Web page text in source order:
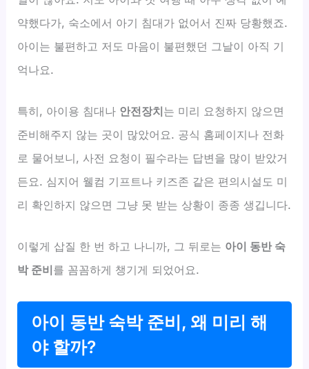
약했다가, 숙소에서 아기 침대가 없어서 진짜 당황했죠.
아이는 불편하고 저도 마음이 불편했던 그날이 아직 기
억나요.
특히, 아이용 침대나 안전장치는 미리 요청하지 않으면
준비해주지 않는 곳이 많았어요. 공식 홈페이지나 전화
로 물어보니, 사전 요청이 필수라는 답변을 많이 받았거
든요. 심지어 웰컴 기프트나 키즈존 같은 편의시설도 미
리 확인하지 않으면 그냥 못 받는 상황이 종종 생깁니다.
이렇게 삽질 한 번 하고 나니까, 그 뒤로는 아이 동반 숙
박 준비를 꼼꼼하게 챙기게 되었어요.
아이 동반 숙박 준비, 왜 미리 해
야 할까?